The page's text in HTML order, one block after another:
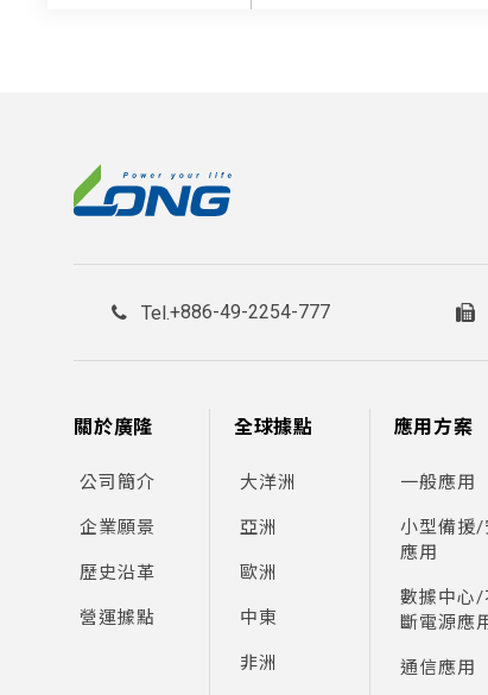
WPS4-6
WP5-6 6
WP7-6 6
WP7-6S
WP9-6A
WP10-6
WP12-6S
WP13-6
Tel.+886-49-2254-777
關於廣隆
公司簡介
企業願景
歷史沿革
營運據點
全球據點
大洋洲
亞洲
歐洲
中東
非洲
應用方案
一般應用
小型備援/
應用
數據中心/
斷電源應
通信應用